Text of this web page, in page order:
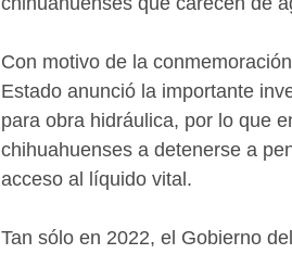
Con motivo de la
Estado anunció la importante
para obra hidráulica, por lo que
chihuahuenses a detenerse a
acceso al líquido vital.
Tan sólo en 2022, el Gobierno